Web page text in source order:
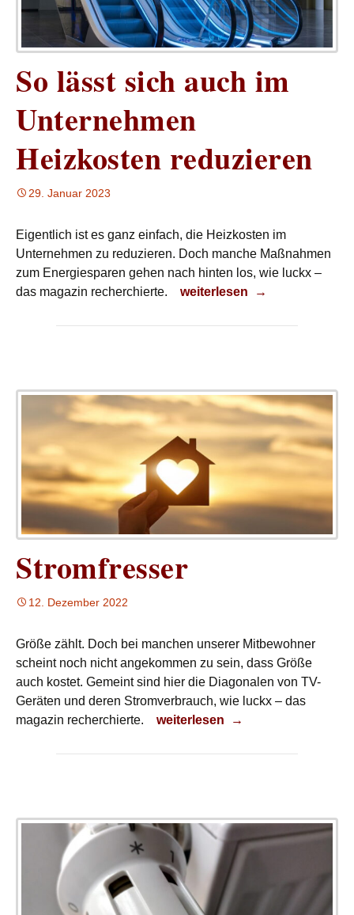
So lässt sich auch im
Unternehmen
Heizkosten reduzieren
29. Januar 2023
Eigentlich ist es ganz einfach, die Heizkosten im
Unternehmen zu reduzieren. Doch manche Maßnahmen
zum Energiesparen gehen nach hinten los, wie luckx –
das magazin recherchierte.
So lässt sich auch im
weiterlesen →
Stromfresser
12. Dezember 2022
Größe zählt. Doch bei manchen unserer Mitbewohner
scheint noch nicht angekommen zu sein, dass Größe
auch kostet. Gemeint sind hier die Diagonalen von TV-
Geräten und deren Stromverbrauch, wie luckx – das
magazin recherchierte.
Stromfresser
weiterlesen →